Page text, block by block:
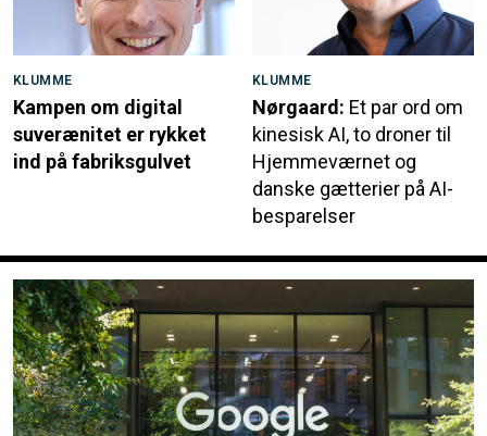
KLUMME
Kampen om digital
suverænitet er rykket
ind på fabriksgulvet
KLUMME
Nørgaard: Et par ord om
kinesisk AI, to droner til
Hjemmeværnet og
danske gætterier på AI-
besparelser